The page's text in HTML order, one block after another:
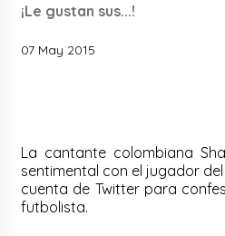
¡Le gustan sus...!
07 May 2015
La cantante colombiana
sentimental con el jugador
cuenta de Twitter para
futbolista.